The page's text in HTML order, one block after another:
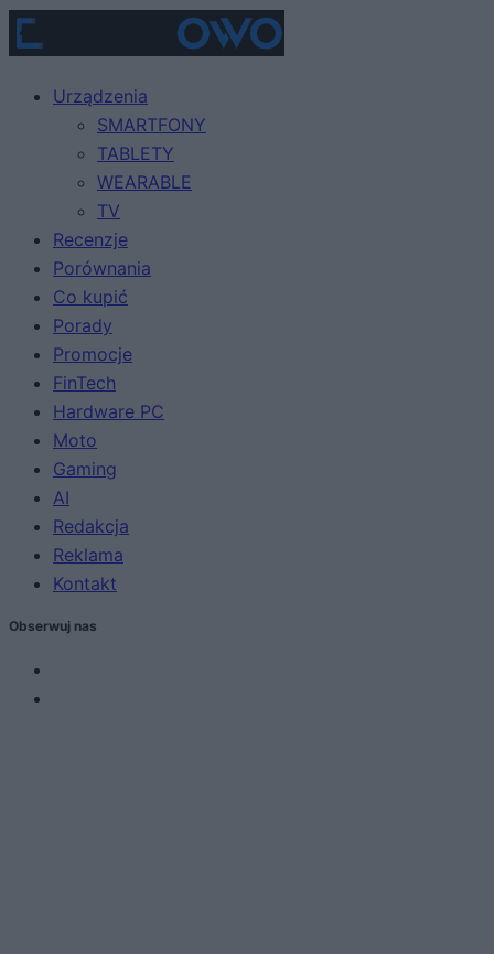
Urządzenia
SMARTFONY
TABLETY
WEARABLE
TV
Recenzje
Porównania
Co kupić
Porady
Promocje
FinTech
Hardware PC
Moto
Gaming
AI
Redakcja
Reklama
Kontakt
Obserwuj nas